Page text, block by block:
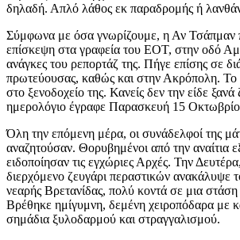
δηλαδή. Απλό λάθος εκ παραδρομής ή
Σύμφωνα με όσα γνωρίζουμε, η Αν Τσάπμαν
επίσκεψη στα γραφεία του ΕΟΤ, στην οδό
ανάγκες του ρεπορτάζ της. Πήγε επίσης σε
πρωτεύουσας, καθώς και στην Ακρόπολη. Το
στο ξενοδοχείο της. Κανείς δεν την είδε
ημερολόγιο έγραφε Παρασκευή 15
Όλη την επόμενη μέρα, οι συνάδελφοί της
αναζητούσαν. Θορυβημένοι από την αναίτια
ειδοποίησαν τις εγχώριες Αρχές. Την
διερχόμενο ζευγάρι περαστικών ανακάλυψε
νεαρής Βρετανίδας, πολύ κοντά σε μια
Βρέθηκε ημίγυμνη, δεμένη χειροπόδαρα με
σημάδια ξυλοδαρμού και στραγγαλισμού.